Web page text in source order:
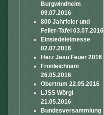
Burgwindheim
09.07.2016
800 Jahrfeier und
Feller-Tafel 03.07.2016
Einsiedeleimesse
02.07.2016
Herz Jesu Feuer 2016
Fronleichnam
26.05.2016
Obertrum 22.05.2016
LJSS Wörgl
21.05.2016
Bundesversammlung